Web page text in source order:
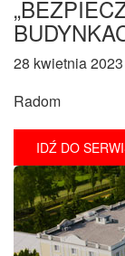
28 kwietnia 2023
Radom
IDŹ DO